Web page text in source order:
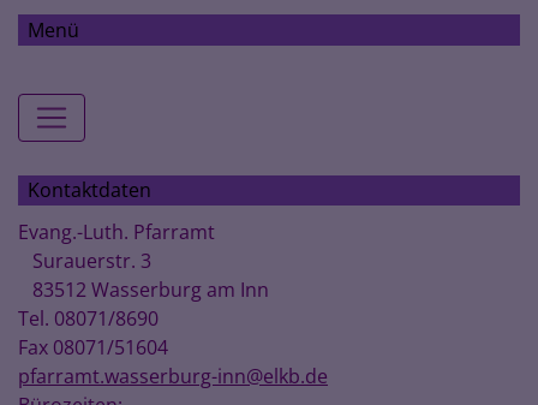
Menü
Hauptnavigation
Kontaktdaten
Evang.-Luth. Pfarramt
Surauerstr. 3
83512 Wasserburg am Inn
Tel. 08071/8690
Fax 08071/51604
pfarramt.wasserburg-inn@elkb.de